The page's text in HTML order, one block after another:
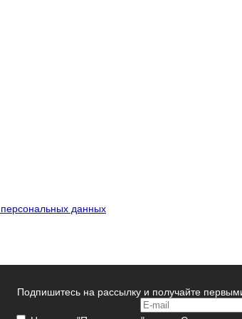
данных
Подпишитесь на рассылку и получайте